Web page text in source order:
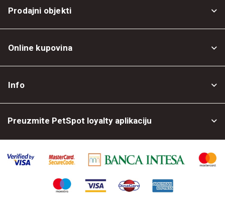
Prodajni objekti
Online kupovina
Info
Preuzmite PetSpot loyalty aplikaciju